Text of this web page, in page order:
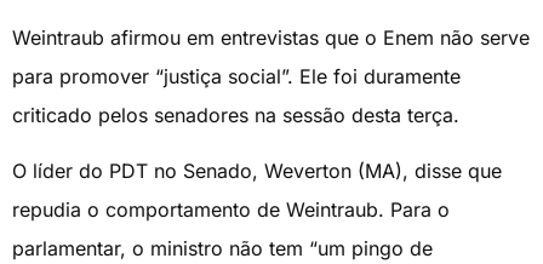
Weintraub afirmou em entrevistas que o Enem não serve
para promover “justiça social”. Ele foi duramente
criticado pelos senadores na sessão desta terça.
O líder do PDT no Senado, Weverton (MA), disse que
repudia o comportamento de Weintraub. Para o
parlamentar, o ministro não tem “um pingo de